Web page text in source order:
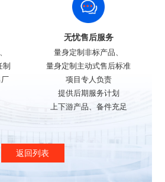
制
无忧售后服务
量身定制非标产品、
量身定制主动式售后标准
项目专人负责
提供后期服务计划
上下游产品、备件充足
返回列表